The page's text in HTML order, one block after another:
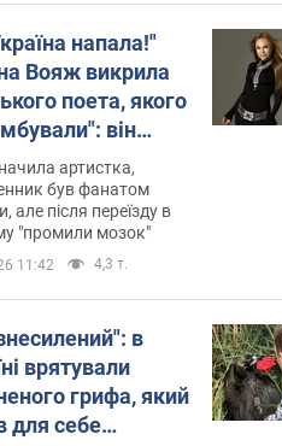
напала!"
Вояж викрила
поета, якого
він
російської не
тепер хоче
українців
артистка,
був фанатом
але після переїзду в
"промили мозок"
11:42 4,3 т.
в
врятували
грифа, який
для себе